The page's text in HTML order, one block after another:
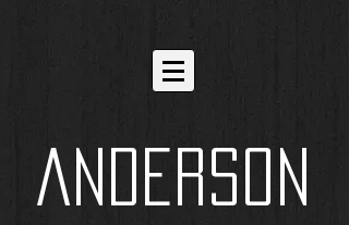
ANDERSON